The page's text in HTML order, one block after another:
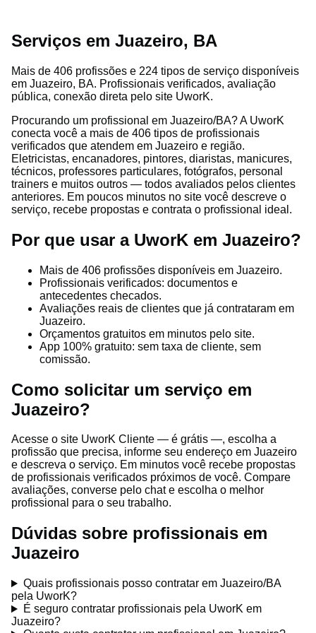
Serviços em Juazeiro, BA
Mais de 406 profissões e 224 tipos de serviço disponíveis
em Juazeiro, BA. Profissionais verificados, avaliação
pública, conexão direta pelo site UworK.
Procurando um profissional em Juazeiro/BA? A UworK
conecta você a mais de 406 tipos de profissionais
verificados que atendem em Juazeiro e região.
Eletricistas, encanadores, pintores, diaristas, manicures,
técnicos, professores particulares, fotógrafos, personal
trainers e muitos outros — todos avaliados pelos clientes
anteriores. Em poucos minutos no site você descreve o
serviço, recebe propostas e contrata o profissional ideal.
Por que usar a UworK em Juazeiro?
Mais de 406 profissões disponíveis em Juazeiro.
Profissionais verificados: documentos e
antecedentes checados.
Avaliações reais de clientes que já contrataram em
Juazeiro.
Orçamentos gratuitos em minutos pelo site.
App 100% gratuito: sem taxa de cliente, sem
comissão.
Como solicitar um serviço em
Juazeiro?
Acesse o site UworK Cliente — é grátis —, escolha a
profissão que precisa, informe seu endereço em Juazeiro
e descreva o serviço. Em minutos você recebe propostas
de profissionais verificados próximos de você. Compare
avaliações, converse pelo chat e escolha o melhor
profissional para o seu trabalho.
Dúvidas sobre profissionais em
Juazeiro
Quais profissionais posso contratar em Juazeiro/BA
pela UworK?
É seguro contratar profissionais pela UworK em
Juazeiro?